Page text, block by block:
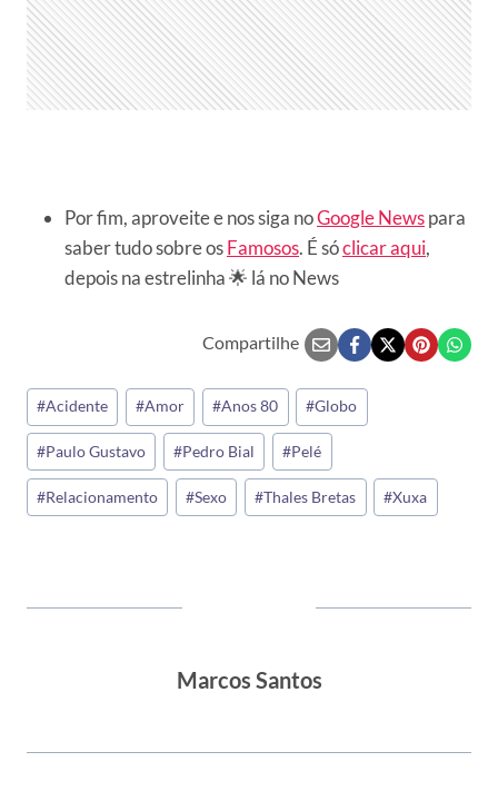
Por fim, aproveite e nos siga noGoogle Newspara
saber tudo sobre osFamosos. É sóclicar aqui,
depois na estrelinha 🌟 lá no News
Compartilhe
Tags
do
Post:
#Acidente #Amor #Anos 80 #Globo
#Paulo Gustavo #Pedro Bial #Pelé
#Relacionamento #Sexo #Thales Bretas #Xuxa
Marcos Santos